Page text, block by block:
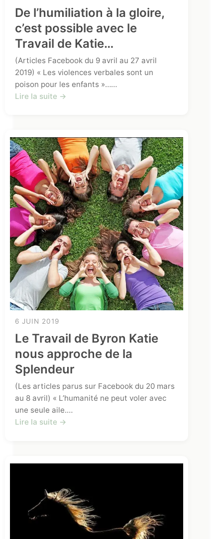
De l’humiliation à la gloire,
c’est possible avec le
Travail de Katie…
(Articles Facebook du 9 avril au 27 avril
2019) « Les violences verbales sont un
poison pour les enfants »……
Lire la suite →
6 JUIN 2019
Le Travail de Byron Katie
nous approche de la
Splendeur
(Les articles parus sur Facebook du 20 mars
au 8 avril) « L’humanité ne peut voler avec
une seule aile.…
Lire la suite →